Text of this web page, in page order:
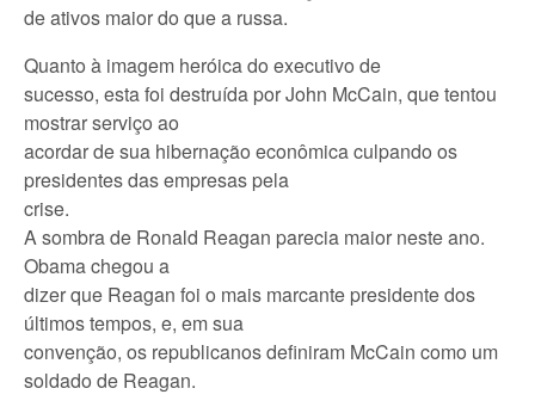
de ativos maior do que a russa.
Quanto à imagem heróica do executivo de
sucesso, esta foi destruída por John McCain, que tentou
mostrar serviço ao
acordar de sua hibernação econômica culpando os
presidentes das empresas pela
crise.
A sombra de Ronald Reagan parecia maior neste ano.
Obama chegou a
dizer que Reagan foi o mais marcante presidente dos
últimos tempos, e, em sua
convenção, os republicanos definiram McCain como um
soldado de Reagan.